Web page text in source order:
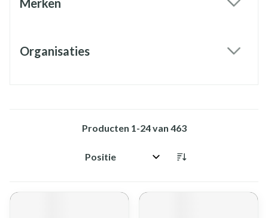
Merken
Organisaties
Producten 1-24van 463
Sorteer op: